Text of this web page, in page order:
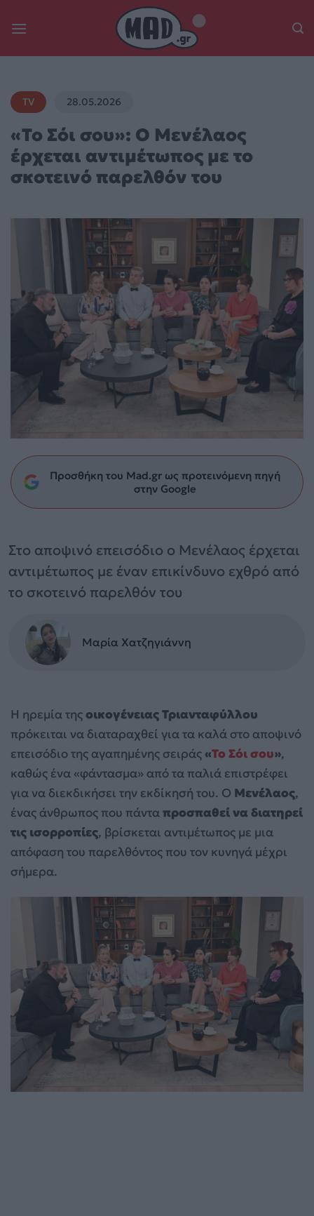
TV 28.05.2026
«Το Σόι σου»: Ο Μενέλαος
έρχεται αντιμέτωπος με το
σκοτεινό παρελθόν του
Προσθήκη του Mad.gr ως προτεινόμενη πηγή
στην Google
Στο αποψινό επεισόδιο ο Μενέλαος έρχεται
αντιμέτωπος με έναν επικίνδυνο εχθρό από
το σκοτεινό παρελθόν του
Μαρία Χατζηγιάννη
Η ηρεμία τηςοικογένειας Τριανταφύλλου
πρόκειται να διαταραχθεί για τα καλά στο αποψινό
επεισόδιο της αγαπημένης σειράς«Το Σόι σου»,
καθώς ένα «φάντασμα» από τα παλιά επιστρέφει
για να διεκδικήσει την εκδίκησή του. Ο Μενέλαος,
ένας άνθρωπος που πάνταπροσπαθεί να διατηρεί
τις ισορροπίες, βρίσκεται αντιμέτωπος με μια
απόφαση του παρελθόντος που τον κυνηγά μέχρι
σήμερα.